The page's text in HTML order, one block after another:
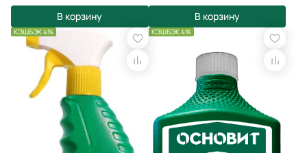
В корзину
В корзину
КЭШБЭК 4% КЭШБЭК 4%